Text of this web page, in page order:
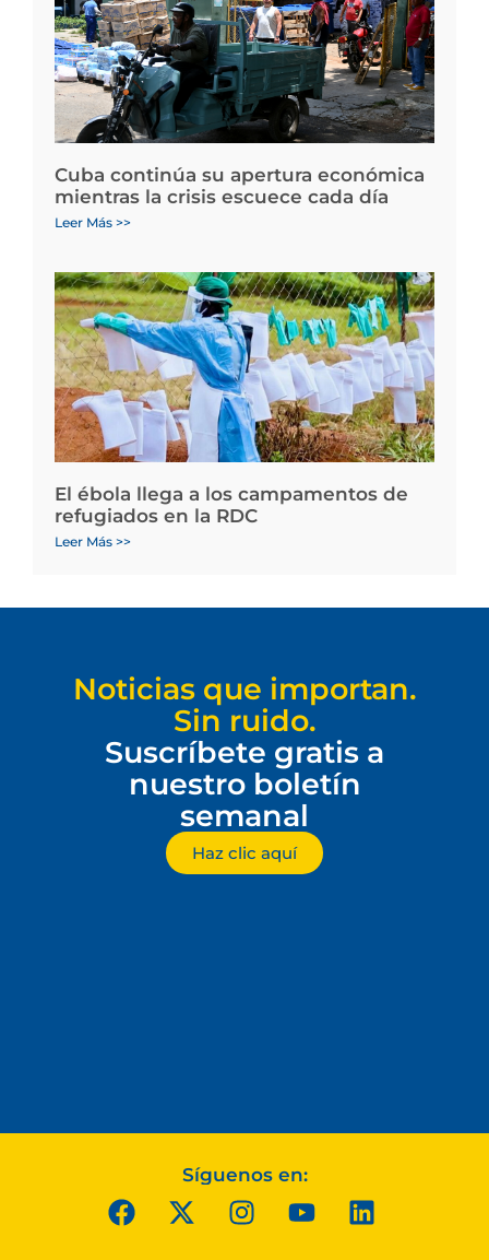
Cuba continúa su apertura económica
mientras la crisis escuece cada día
Leer Más >>
El ébola llega a los campamentos de
refugiados en la RDC
Leer Más >>
Noticias que importan.
Sin ruido.
Suscríbete gratis a
nuestro boletín
semanal
Haz clic aquí
Síguenos en: